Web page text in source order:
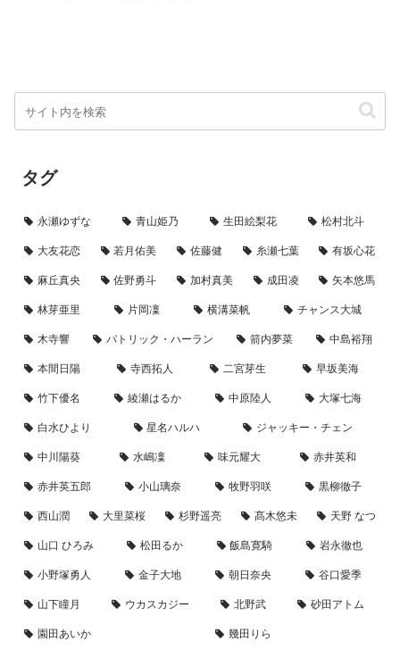
タグ
永瀬ゆずな 青山姫乃 生田絵梨花
松村北斗
大友花恋
若月佑美 佐藤健 糸瀬七葉
有坂心花
麻丘真央
佐野勇斗 加村真美 成田凌
矢本悠馬
林芽亜里
片岡凜 横溝菜帆
チャンス大城
木寺響
パトリック・ハーラン 箭内夢菜
中島裕翔
本間日陽
寺西拓人 二宮芽生
早坂美海
竹下優名
綾瀬はるか 中原陸人
大塚七海
白水ひより
星名ハルハ
ジャッキー・チェン
中川陽葵
水嶋凜 味元耀大
赤井英和
赤井英五郎
小山璃奈 牧野羽咲
黒柳徹子
西山潤
大里菜桜 杉野遥亮 髙木悠未
天野 なつ
山口 ひろみ
松田るか 飯島寛騎
岩永徹也
小野塚勇人
金子大地 朝日奈央
谷口愛季
山下瞳月
ウカスカジー 北野武
砂田アトム
園田あいか
幾田りら